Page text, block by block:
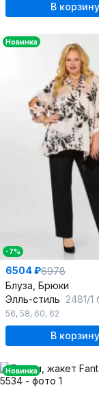
В корзину
Новинка
-7%
6504 ₽6978
Блуза, Брюки
Элль-стиль 2481/1
56, 58, 60, 62
В корзину
Новинка